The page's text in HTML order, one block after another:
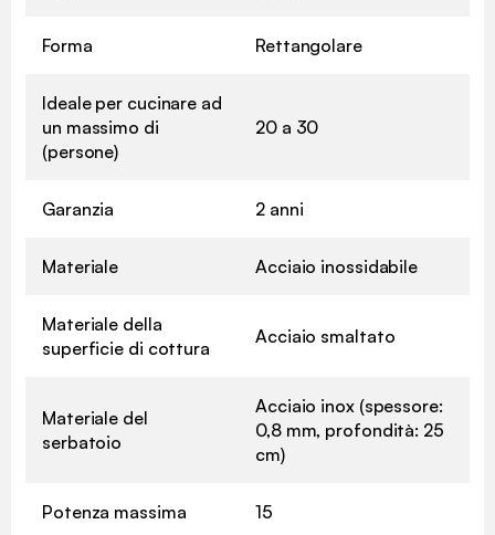
Forma Rettangolare
Ideale per cucinare ad
un massimo di
(persone)
20 a 30
Garanzia 2 anni
Materiale Acciaio inossidabile
Materiale della
superficie di cottura
Acciaio smaltato
Materiale del
serbatoio
Acciaio inox (spessore:
0,8 mm, profondità: 25
cm)
Potenza massima 15